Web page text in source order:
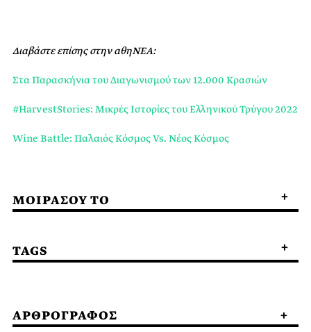
Διαβάστε επίσης στην αθηΝΕΑ:
Στα Παρασκήνια του Διαγωνισμού των 12.000 Κρασιών
#HarvestStories: Μικρές Ιστορίες του Ελληνικού Τρύγου 2022
Wine Battle: Παλαιός Κόσμος Vs. Νέος Κόσμος
ΜΟΙΡΑΣΟΥ ΤΟ
TAGS
ΑΡΘΡΟΓΡΑΦΟΣ